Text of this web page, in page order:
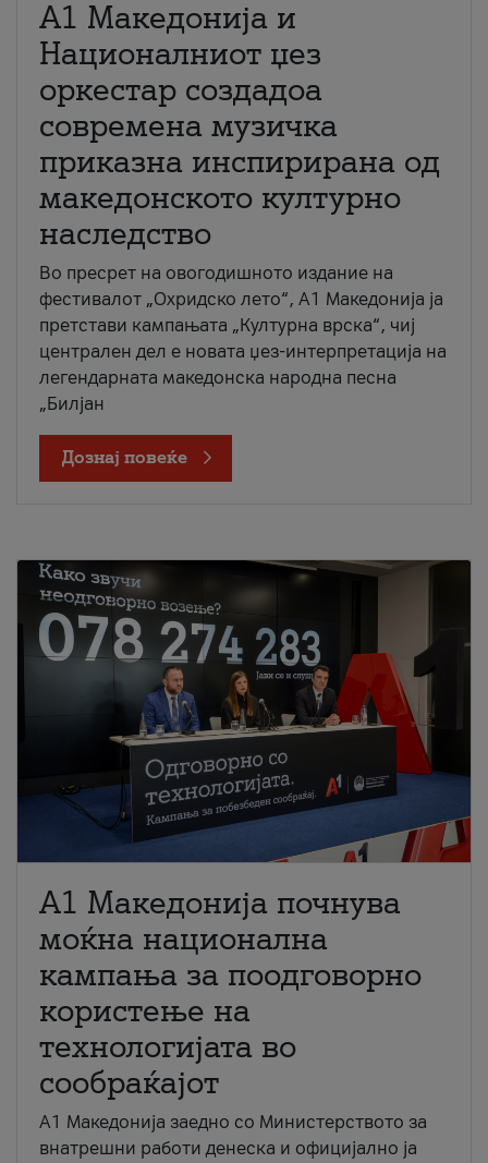
А1 Македонија и
Националниот џез
оркестар создадоа
современа музичка
приказна инспирирана од
македонското културно
наследство
Во пресрет на овогодишното издание на
фестивалот „Охридско лето“, А1 Македонија ја
претстави кампањата „Културна врска“, чиј
централен дел е новата џез-интерпретација на
легендарната македонска народна песна
„Билјан
Дознај повеќе
A1 Македонија почнува
моќна национална
кампања за поодговорно
користење на
технологијата во
сообраќајот
A1 Македонија заедно со Министерството за
внатрешни работи денеска и официјално ја